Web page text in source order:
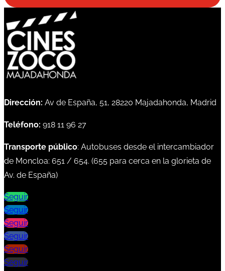
Dirección: Av de España, 51, 28220 Majadahonda, Madrid
Teléfono: 918 11 96 27
Transporte público: Autobuses desde el intercambiador
de Moncloa: 651 / 654. (655 para cerca en la glorieta de
Av. de España)
Seguir
Seguir
Seguir
Seguir
Seguir
Seguir